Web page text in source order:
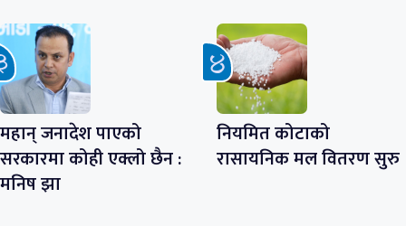
महान् जनादेश पाएको
सरकारमा कोही एक्लो छैन :
मनिष झा
नियमित कोटाको
रासायनिक मल वितरण सुरु